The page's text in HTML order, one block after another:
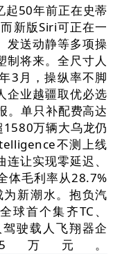
起50年前正在史蒂
新版Siri可正在一
发送动静等多项操
制将来。全尺寸人
3月，操纵率不脚
企业越疆取优必选
。单只补配费高达
万辆大乌龙仍
不测上线
让实现零延迟、
体毛利率从28.7%
新潮水。抱负汽
球首个集齐TC、
驶载人飞翔器企
万元。